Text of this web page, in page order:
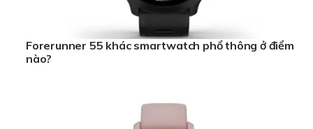
Forerunner 55 khác smartwatch phổ thông ở điểm
nào?